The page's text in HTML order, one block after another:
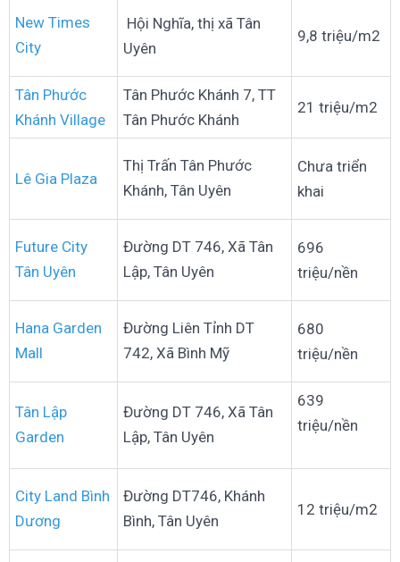
New Times
City
Hội Nghĩa, thị xã Tân
Uyên
9,8 triệu/m2
Tân Phước
Khánh Village
Tân Phước Khánh 7, TT
Tân Phước Khánh
21 triệu/m2
Lê Gia Plaza
Thị Trấn Tân Phước
Khánh, Tân Uyên
Chưa triển
khai
Future City
Tân Uyên
Đường DT 746, Xã Tân
Lập, Tân Uyên
696
triệu/nền
Hana Garden
Mall
Đường Liên Tỉnh DT
742, Xã Bình Mỹ
680
triệu/nền
Tân Lập
Garden
Đường DT 746, Xã Tân
Lập, Tân Uyên
639
triệu/nền
City Land Bình
Dương
Đường DT746, Khánh
Bình, Tân Uyên
12 triệu/m2